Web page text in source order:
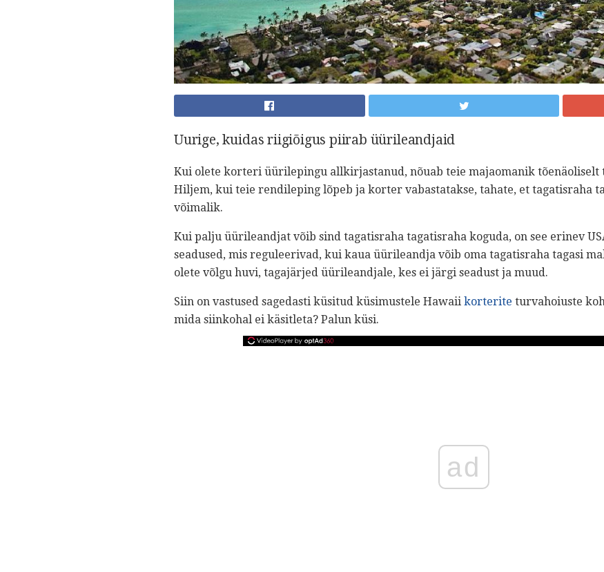
Uurige, kuidas riigiõigus piirab üürileandjaid
Kui olete korteri üürilepingu allkirjastanud, nõuab teie majaomanik tõenäoliselt
Hiljem, kui teie rendileping lõpeb ja korter vabastatakse, tahate, et tagatisraha
võimalik.
Kui palju üürileandjat võib sind tagatisraha tagatisraha koguda, on see erinev
seadused, mis reguleerivad, kui kaua üürileandja võib oma tagatisraha tagasi
olete võlgu huvi, tagajärjed üürileandjale, kes ei järgi seadust ja muud.
Siin on vastused sagedasti küsitud küsimustele Hawaii korterite turvahoiuste
mida siinkohal ei käsitleta? Palun küsi.
ad